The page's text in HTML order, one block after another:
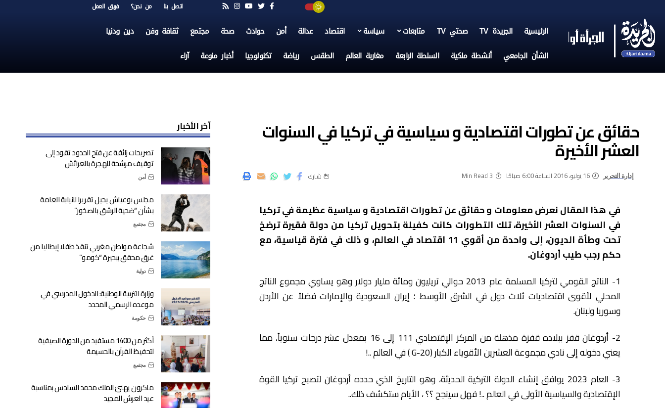
اتصل بنا من نحن؟ فريق العمل
الرئيسية الجريدة TV صحتي TV متابعات سياسة اقتصاد عدالة أمن حوادث صحة مجتمع ثقافة وفن دين ودنيا
الشأن الجامعي أنشطة ملكية السلطة الرابعة مغاربة العالم الطقس رياضة تكنولوجيا أخبار منوعة آراء
حقائق عن تطورات اقتصادية و سياسية في تركيا في السنوات
العشر الأخيرة
إدارة التحرير 16 يوليو، 2016 الساعة 6:00 صباحًا 3 Min Read شارك
في هذا المقال نعرض معلومات و حقائق عن تطورات اقتصادية و سياسية عظيمة في تركيا
في السنوات العشر الأخيرة، تلك التطورات كانت كفيلة بتحويل تركيا من دولة فقيرة ترضخ
تحت وطأة الديون، إلى واحدة من أقوي 11 اقتصاد في العالم، و ذلك في فترة قياسية، مع
حكم رجب طيب أردوغان.
1- الناتج القومي لتركيا المسلمة عام 2013 حوالي تريليون ومائة مليار دولار وهو يساوي مجموع الناتج
المحلي لأقوى اقتصاديات ثلاث دول في الشرق الأوسط ؛ إيران السعودية والإمارات فضلاً عن الأردن
وسوريا ولبنان.
2- أردوغان قفز ببلاده قفزة مذهلة من المركز الإقتصادي 111 إلى 16 بمعدل عشر درجات سنوياً، مما
يعني دخوله إلى نادي مجموعة العشرين الأقوياء الكبار (G-20 ) في العالم ..!
3- العام 2023 يوافق إنشاء الدولة التركية الحديثة، وهو التاريخ الذي حدده أردوغان لتصبح تركيا القوة
الإقتصادية والسياسية الأولى في العالم ..! فهل سينجح ؟؟ ، الأيام ستكشف ذلك..
آخر الأخبار
تصريحات زائفة عن فتح الحدود تقود إلى
توقيف مرشحة للهجرة بالعرائش
أمن
مجلس بوعياش يحيل تقريرا للنيابة العامة
بشأن “ضحية الرشق بالصخور”
مجتمع
شجاعة مواطن مغربي تنقذ طفلا إيطاليا من
غرق محقق ببحيرة “كومو”
دولية
وزارة التربية الوطنية: الدخول المدرسي في
موعده الرسمي المحدد
حكومة
أكثر من 1400 مستفيد من الدورة الصيفية
لتحفيظ القرآن بالحسيمة
مجتمع
ماكرون يهنئ الملك محمد السادس بمناسبة
عيد العرش المجيد